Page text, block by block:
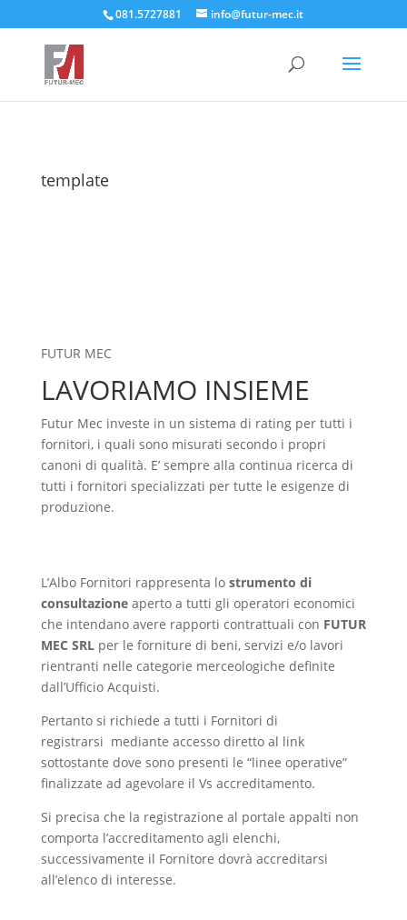
081.5727881 info@futur-mec.it
template
FUTUR MEC
LAVORIAMO INSIEME
Futur Mec investe in un sistema di rating per tutti i
fornitori, i quali sono misurati secondo i propri
canoni di qualità. E’ sempre alla continua ricerca di
tutti i fornitori specializzati per tutte le esigenze di
produzione.
L’Albo Fornitori rappresenta lo strumento di
consultazione aperto a tutti gli operatori economici
che intendano avere rapporti contrattuali con FUTUR
MEC SRLper le forniture di beni, servizi e/o lavori
rientranti nelle categorie merceologiche definite
dall’Ufficio Acquisti.
Pertanto si richiede a tutti i Fornitori di
registrarsi mediante accesso diretto al link
sottostante dove sono presenti le “linee operative”
finalizzate ad agevolare il Vs accreditamento.
Si precisa che la registrazione al portale appalti non
comporta l’accreditamento agli elenchi,
successivamente il Fornitore dovrà accreditarsi
all’elenco di interesse.